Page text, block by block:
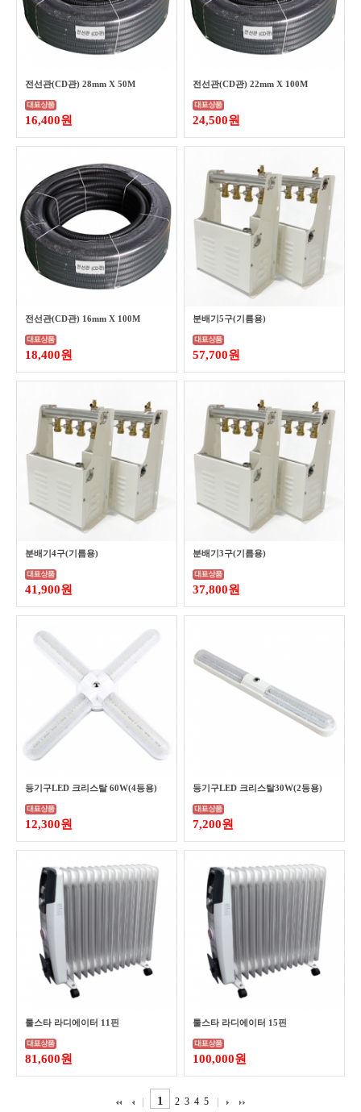
전선관(CD관) 28mm X 50M
16,400원
전선관(CD관) 22mm X 100M
24,500원
전선관(CD관) 16mm X 100M
18,400원
분배기5구(기름용)
57,700원
분배기4구(기름용)
41,900원
분배기3구(기름용)
37,800원
등기구LED 크리스탈 60W(4등용)
12,300원
등기구LED 크리스탈30W(2등용)
7,200원
툴스타 라디에이터 11핀
81,600원
툴스타 라디에이터 15핀
100,000원
1 2 3 4 5